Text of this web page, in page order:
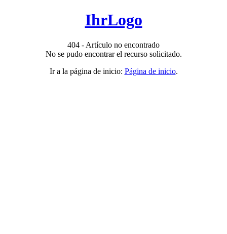
IhrLogo
404 - Artículo no encontrado
No se pudo encontrar el recurso solicitado.
Ir a la página de inicio: Página de inicio.